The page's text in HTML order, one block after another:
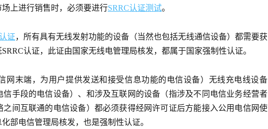
上进行销售时，必须要进行SRRC认证测试。
证，所有具有无线发射功能的设备（当然也包括无线通信设备）都需要获
SRRC认证，此证由国家无线电管理局核发，都属于国家强制性认证。
网末端，为用户提供发送和接受信息功能的电信设备）无线充电线设备
信手段的电信设备）、和涉及互联网的设备（指涉及不同电信业务经营者
间互联通的电信设备）都必须获得经网许可证后方能接入公用电信网使
部电信管理局核发，也是强制性认证。